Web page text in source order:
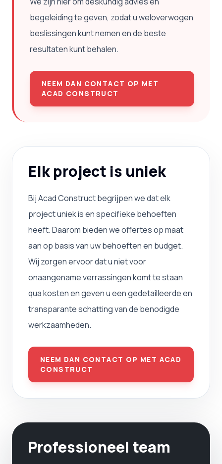
begeleiding te geven, zodat u weloverwogen
beslissingen kunt nemen en de beste
resultaten kunt behalen.
NEEM DAN CONTACT OP MET
ACAD CONSTRUCT
Elk project is uniek
Bij Acad Construct begrijpen we dat elk
project uniek is en specifieke behoeften
heeft. Daarom bieden we offertes op maat
aan op basis van uw behoeften en budget.
Wij zorgen ervoor dat u niet voor
onaangename verrassingen komt te staan ​​
qua kosten en geven u een gedetailleerde en
transparante schatting van de benodigde
werkzaamheden.
NEEM DAN CONTACT OP MET ACAD
CONSTRUCT
Professioneel team